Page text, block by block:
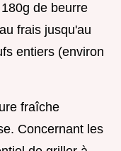
de beurre
frais jusqu'au
entiers (environ
fraîche
Concernant les